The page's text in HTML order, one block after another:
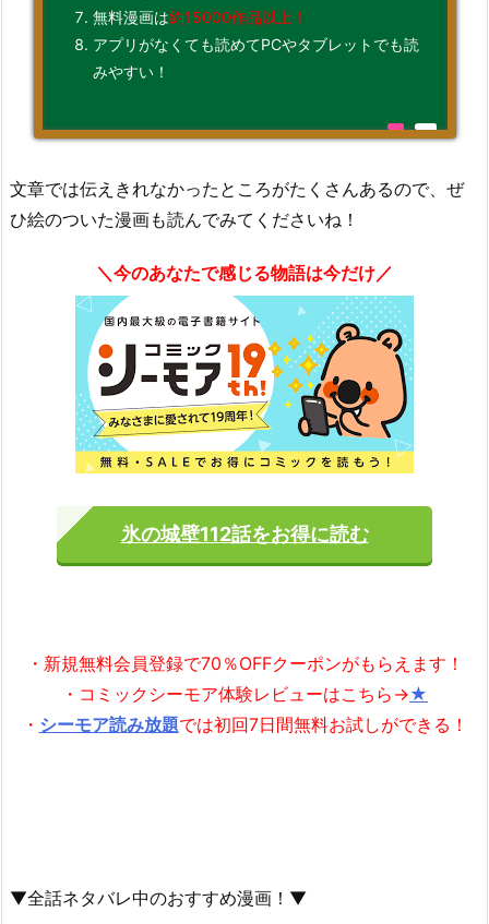
無料漫画は約15000作品以上！
アプリがなくても読めてPCやタブレットでも読
みやすい！
文章では伝えきれなかったところがたくさんあるので、ぜ
ひ絵のついた漫画も読んでみてくださいね！
＼今のあなたで感じる物語は今だけ／
氷の城壁112話をお得に読む
・新規無料会員登録で70％OFFクーポンがもらえます！
・コミックシーモア体験レビューはこちら→★
・ シーモア読み放題では初回7日間無料お試しができる！
▼全話ネタバレ中のおすすめ漫画！▼